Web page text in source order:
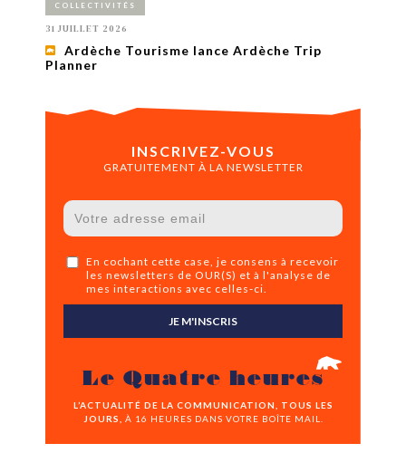
COLLECTIVITÉS
31 JUILLET 2026
Ardèche Tourisme lance Ardèche Trip
Planner
INSCRIVEZ-VOUS
GRATUITEMENT À LA NEWSLETTER
En cochant cette case, je consens à recevoir
les newsletters de OUR(S) et à l'analyse de
mes interactions avec celles-ci.
JE M'INSCRIS
Le Quatre heures
L’ACTUALITÉ DE LA COMMUNICATION, TOUS LES
JOURS,
À 16 HEURES DANS VOTRE BOÎTE MAIL.